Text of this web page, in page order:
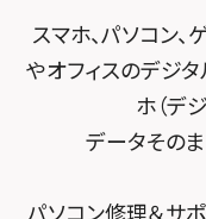
スマホスピタル
スマホスピタル
スマホスピタル堺
スマホスピタル
スマホスピタ
スマホ、パソコン、
やオフィスのデジ
ホ（デ
データその
パソコン修理＆サポ